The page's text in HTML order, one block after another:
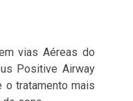
vias Aéreas do
Positive Airway
o tratamento mais